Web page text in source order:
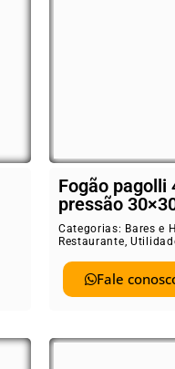
Fogão pagolli
pressão
Categorias: Bares e
Restaurante,
Fale